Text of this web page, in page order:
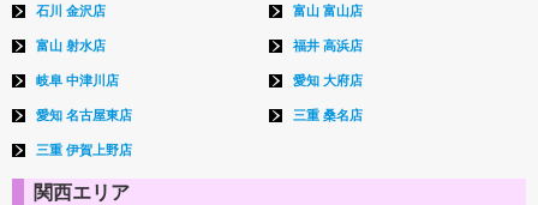
石川 金沢店 富山 富山店
富山 射水店 福井 高浜店
岐阜 中津川店 愛知 大府店
愛知 名古屋東店 三重 桑名店
三重 伊賀上野店
関西エリア